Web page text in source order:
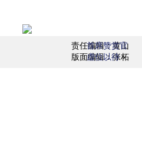
责任编辑：黄山
版面编辑：张柘
首席赞赏官
虚位以待